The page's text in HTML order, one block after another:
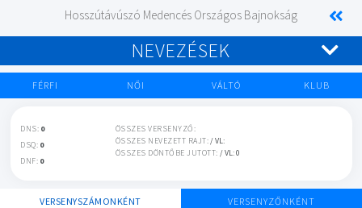
Hosszútávúszó Medencés Országos Bajnokság
NEVEZÉSEK
FÉRFI NŐI VÁLTÓ KLUB
DNS: 0
DSQ: 0
DNF: 0
ÖSSZES VERSENYZŐ:
ÖSSZES NEVEZETT RAJT:/ VL:
ÖSSZES DÖNTŐBE JUTOTT: / VL: 0
VERSENYSZÁMONKÉNT VERSENYZŐNKÉNT